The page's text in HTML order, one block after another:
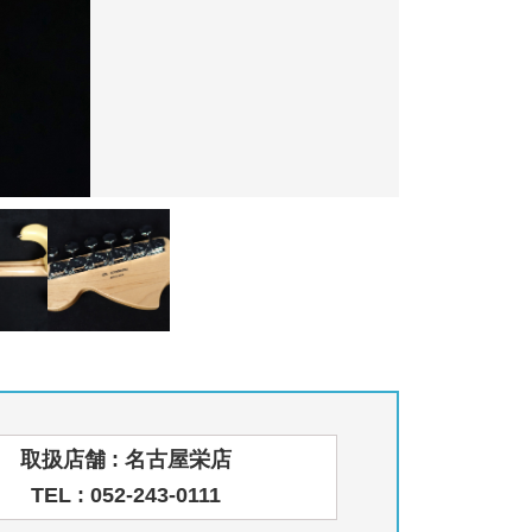
取扱店舗 : 名古屋栄店
TEL : 052-243-0111